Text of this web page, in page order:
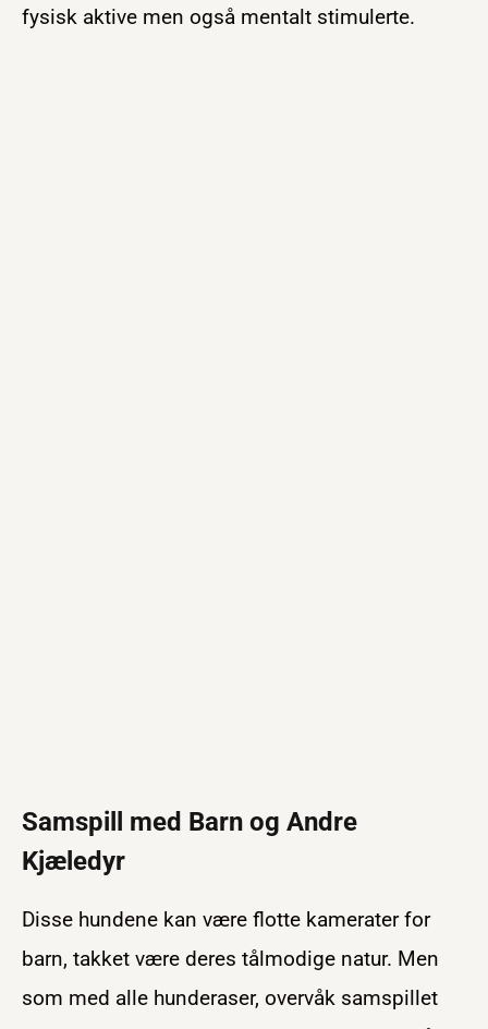
fysisk aktive men også mentalt stimulerte.
Samspill med Barn og Andre
Kjæledyr
Disse hundene kan være flotte kamerater for
barn, takket være deres tålmodige natur. Men
som med alle hunderaser, overvåk samspillet